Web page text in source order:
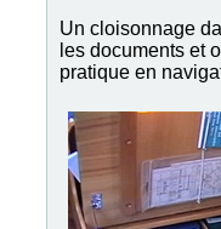
Un cloisonnage
les documents et
pratique en